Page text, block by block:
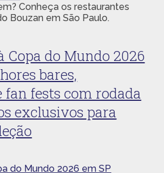
Conheça os restaurantes
Bouzan em São Paulo.
Copa do Mundo 2026
bares,
fan fests com rodada
exclusivos para